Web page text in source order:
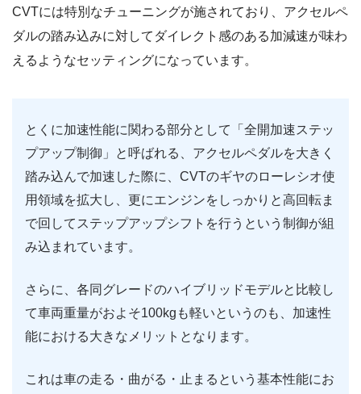
CVTには特別なチューニングが施されており、アクセルペ
ダルの踏み込みに対してダイレクト感のある加減速が味わ
えるようなセッティングになっています。
とくに加速性能に関わる部分として「全開加速ステッ
プアップ制御」と呼ばれる、アクセルペダルを大きく
踏み込んで加速した際に、CVTのギヤのローレシオ使
用領域を拡大し、更にエンジンをしっかりと高回転ま
で回してステップアップシフトを行うという制御が組
み込まれています。
さらに、各同グレードのハイブリッドモデルと比較し
て車両重量がおよそ100kgも軽いというのも、加速性
能における大きなメリットとなります。
これは車の走る・曲がる・止まるという基本性能にお